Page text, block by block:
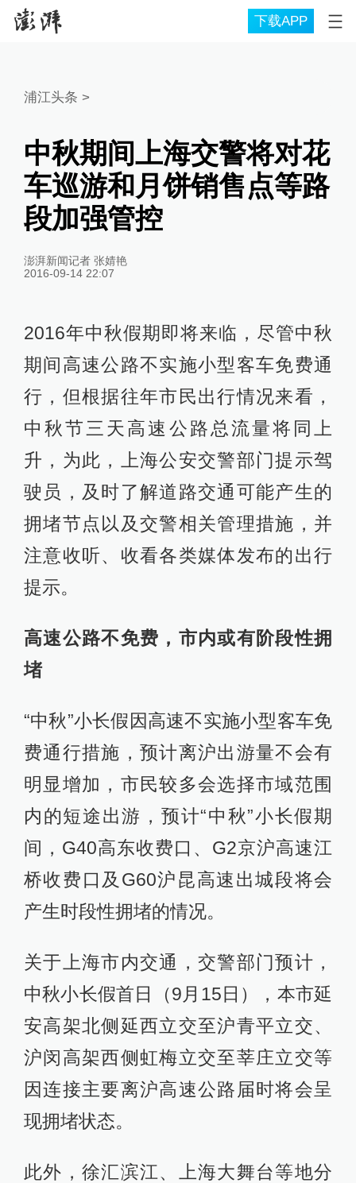
下载APP
浦江头条 >
中秋期间上海交警将对花
车巡游和月饼销售点等路
段加强管控
澎湃新闻记者 张婧艳
2016-09-14 22:07
2016年中秋假期即将来临，尽管中秋
期间高速公路不实施小型客车免费通
行，但根据往年市民出行情况来看，
中秋节三天高速公路总流量将同上
升，为此，上海公安交警部门提示驾
驶员，及时了解道路交通可能产生的
拥堵节点以及交警相关管理措施，并
注意收听、收看各类媒体发布的出行
提示。
高速公路不免费，市内或有阶段性拥
堵
“中秋”小长假因高速不实施小型客车免
费通行措施，预计离沪出游量不会有
明显增加，市民较多会选择市域范围
内的短途出游，预计“中秋”小长假期
间，G40高东收费口、G2京沪高速江
桥收费口及G60沪昆高速出城段将会
产生时段性拥堵的情况。
关于上海市内交通，交警部门预计，
中秋小长假首日（9月15日），本市延
安高架北侧延西立交至沪青平立交、
沪闵高架西侧虹梅立交至莘庄立交等
因连接主要离沪高速公路届时将会呈
现拥堵状态。
此外，徐汇滨江、上海大舞台等地分